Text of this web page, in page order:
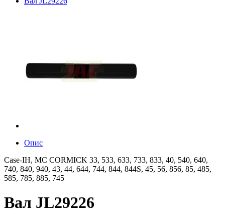
Опис
Case-IH, MC CORMICK 33, 533, 633, 733, 833, 40, 540, 640,
740, 840, 940, 43, 44, 644, 744, 844, 844S, 45, 56, 856, 85, 485,
585, 785, 885, 745
Вал JL29226